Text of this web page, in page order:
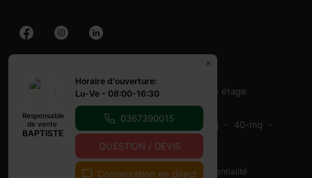
40-60 mq
60-80 mq Avec terrasse
un étage
16-20-mq
20-mq 20-30 mq 30-40 mq
40-mq
Avec terrasse
© Copyright 2026 Cookies et Politique de confidentialité
Responsable
de vente
BAPTISTE
Horaire d'ouverture:
Lu-Ve - 08:00-16:30
0367390015
QUESTION / DEVIS
Conversation en direct